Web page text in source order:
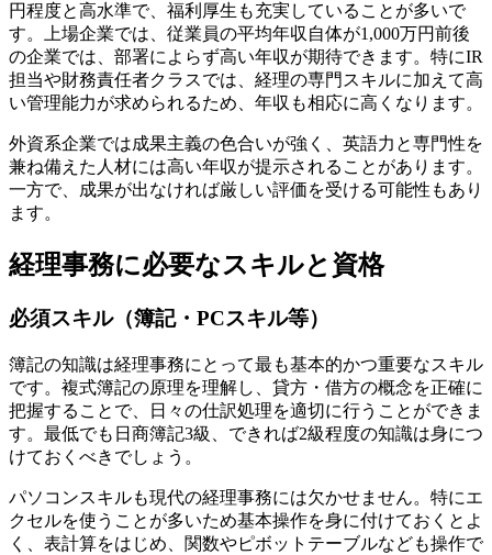
円程度と高水準で、福利厚生も充実していることが多いで
す。上場企業では、従業員の平均年収自体が1,000万円前後
の企業では、部署によらず高い年収が期待できます。特にIR
担当や財務責任者クラスでは、経理の専門スキルに加えて高
い管理能力が求められるため、年収も相応に高くなります。
外資系企業では成果主義の色合いが強く、英語力と専門性を
兼ね備えた人材には高い年収が提示されることがあります。
一方で、成果が出なければ厳しい評価を受ける可能性もあり
ます。
経理事務に必要なスキルと資格
必須スキル（簿記・PCスキル等）
簿記の知識は経理事務にとって最も基本的かつ重要なスキル
です。複式簿記の原理を理解し、貸方・借方の概念を正確に
把握することで、日々の仕訳処理を適切に行うことができま
す。最低でも日商簿記3級、できれば2級程度の知識は身につ
けておくべきでしょう。
パソコンスキルも現代の経理事務には欠かせません。特にエ
クセルを使うことが多いため基本操作を身に付けておくとよ
く、表計算をはじめ、関数やピボットテーブルなども操作で